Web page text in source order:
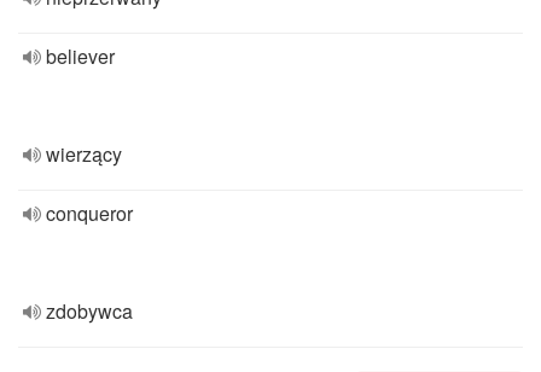
believer
wierzący
conqueror
zdobywca